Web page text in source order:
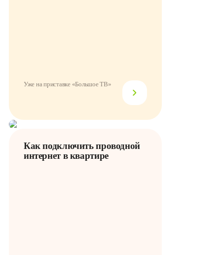
Уже на приставке «Большое ТВ»
Как подключить проводной
интернет в квартире